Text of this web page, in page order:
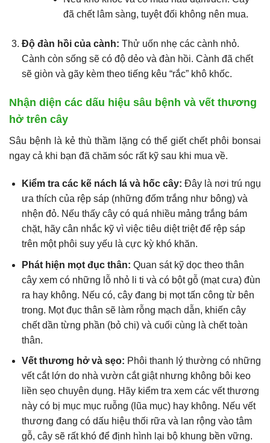
đã chết lâm sàng, tuyệt đối không nên mua.
Độ đàn hồi của cành: Thử uốn nhẹ các cành nhỏ.
Cành còn sống sẽ có độ dẻo và đàn hồi. Cành đã chết
sẽ giòn và gãy kèm theo tiếng kêu “rắc” khô khốc.
Nhận diện các dấu hiệu sâu bệnh và vết thương
hở trên cây
Sâu bệnh là kẻ thù thầm lặng có thể giết chết phôi bonsai
ngay cả khi bạn đã chăm sóc rất kỹ sau khi mua về.
Kiểm tra các kẽ nách lá và hốc cây: Đây là nơi trú ngụ
ưa thích của rệp sáp (những đốm trắng như bông) và
nhện đỏ. Nếu thấy cây có quá nhiều mảng trắng bám
chặt, hãy cân nhắc kỹ vì việc tiêu diệt triệt để rệp sáp
trên một phôi suy yếu là cực kỳ khó khăn.
Phát hiện mọt đục thân: Quan sát kỹ dọc theo thân
cây xem có những lỗ nhỏ li ti và có bột gỗ (mạt cưa) đùn
ra hay không. Nếu có, cây đang bị mọt tấn công từ bên
trong. Mọt đục thân sẽ làm rỗng mạch dẫn, khiến cây
chết dần từng phần (bỏ chi) và cuối cùng là chết toàn
thân.
Vết thương hở và sẹo: Phôi thanh lý thường có những
vết cắt lớn do nhà vườn cắt giật nhưng không bôi keo
liền sẹo chuyên dụng. Hãy kiểm tra xem các vết thương
này có bị mục mục ruỗng (lũa mục) hay không. Nếu vết
thương đang có dấu hiệu thối rữa và lan rộng vào tâm
gỗ, cây sẽ rất khó để định hình lại bộ khung bền vững.